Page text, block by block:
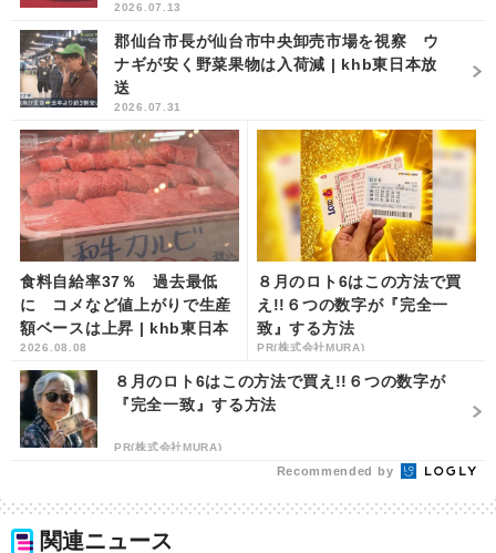
2026.07.13
郡仙台市長が仙台市中央卸売市場を視察 ウ
ナギが安く野菜果物は入荷減 | khb東日本放
送
2026.07.31
食料自給率37％ 過去最低
に コメなど値上がりで生産
額ベースは上昇 | khb東日本
放送
2026.08.08
８月のロト6はこの方法で買
え!!６つの数字が『完全一
致』する方法
PR(株式会社MURA)
８月のロト6はこの方法で買え!!６つの数字が
『完全一致』する方法
PR(株式会社MURA)
Recommended by
関連ニュース